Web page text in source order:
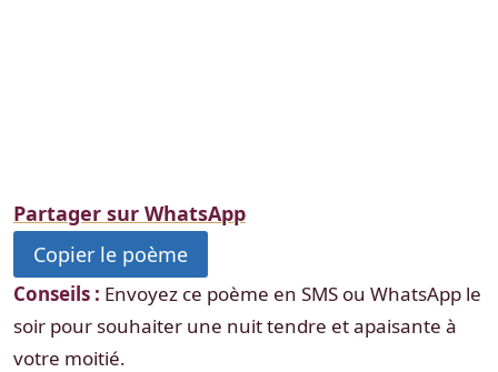
Partager sur WhatsApp
Copier le poème
Conseils : Envoyez ce poème en SMS ou WhatsApp le
soir pour souhaiter une nuit tendre et apaisante à
votre moitié.